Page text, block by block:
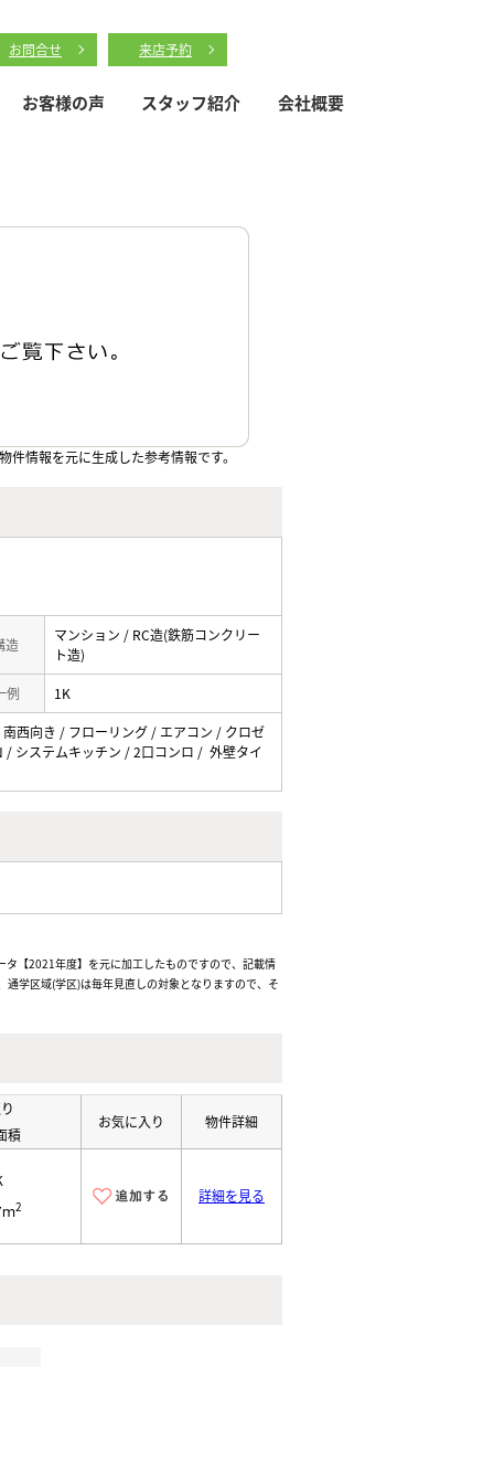
お問合せ 来店予約
お客様の声 スタッフ紹介 会社概要
情報を元に生成した参考情報です。
造
マンション / RC造(鉄筋コンクリー
ト造)
例 1K
西向き / フローリング / エアコン / クロゼ
/ システムキッチン / 2口コンロ / 外壁タイ
【2021年度】を元に加工したものですので、記載情
学区域(学区)は毎年見直しの対象となりますので、そ
積
お気に入り 物件詳細
2
詳細を見る